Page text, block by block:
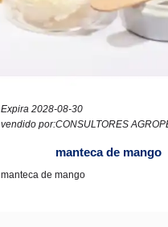
Expira 2028-08-30
vendido por:CONSULTORES
manteca de mango
manteca de mango